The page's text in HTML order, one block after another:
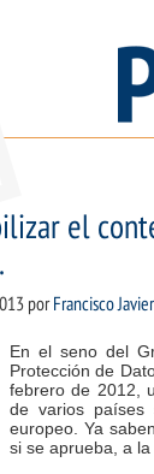
el
porFrancisco
En el seno del
Protección de
febrero de 2012,
de varios
europeo. Ya
si se aprueba, a la